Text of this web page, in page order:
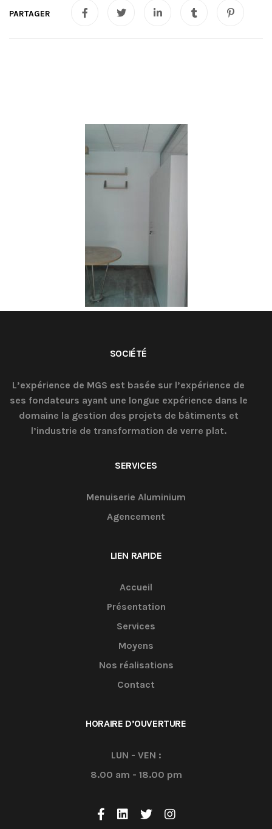
SOCIÉTÉ
L’expérience de MGS est basée sur l’expérience de
ses fondateurs ayant une longue expérience dans le
domaine la gestion des projets de bâtiments et
l’industrie de transformation de verre plat.
SERVICES
Menuiserie Aluminium
Agencement
LIEN RAPIDE
Accueil
Présentation
Services
Moyens
Nos réalisations
Contact
HORAIRE D’OUVERTURE
LUN - VEN :
8.00 am - 18.00 pm